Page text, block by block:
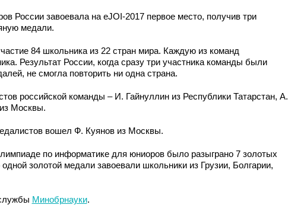
России завоевала на eJOI-2017 первое место, получив три
медали.
84 школьника из 22 стран мира. Каждую из команд
Результат России, когда сразу три участника команды были
не смогла повторить ни одна страна.
российской команды – И. Гайнуллин из Республики Татарстан, А.
Москвы.
вошел Ф. Куянов из Москвы.
по информатике для юниоров было разыграно 7 золотых
золотой медали завоевали школьники из Грузии, Болгарии,
Минобрнауки.